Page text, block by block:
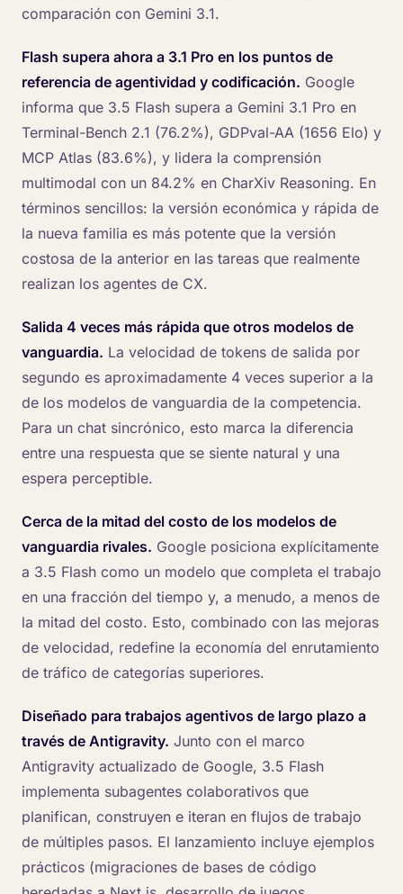
comparación con Gemini 3.1.
Flash supera ahora a 3.1 Pro en los puntos de
referencia de agentividad y codificación. Google
informa que 3.5 Flash supera a Gemini 3.1 Pro en
Terminal-Bench 2.1 (76.2%), GDPval-AA (1656 Elo) y
MCP Atlas (83.6%), y lidera la comprensión
multimodal con un 84.2% en CharXiv Reasoning. En
términos sencillos: la versión económica y rápida de
la nueva familia es más potente que la versión
costosa de la anterior en las tareas que realmente
realizan los agentes de CX.
Salida 4 veces más rápida que otros modelos de
vanguardia. La velocidad de tokens de salida por
segundo es aproximadamente 4 veces superior a la
de los modelos de vanguardia de la competencia.
Para un chat sincrónico, esto marca la diferencia
entre una respuesta que se siente natural y una
espera perceptible.
Cerca de la mitad del costo de los modelos de
vanguardia rivales. Google posiciona explícitamente
a 3.5 Flash como un modelo que completa el trabajo
en una fracción del tiempo y, a menudo, a menos de
la mitad del costo. Esto, combinado con las mejoras
de velocidad, redefine la economía del enrutamiento
de tráfico de categorías superiores.
Diseñado para trabajos agentivos de largo plazo a
través de Antigravity. Junto con el marco
Antigravity actualizado de Google, 3.5 Flash
implementa subagentes colaborativos que
planifican, construyen e iteran en flujos de trabajo
de múltiples pasos. El lanzamiento incluye ejemplos
prácticos (migraciones de bases de código